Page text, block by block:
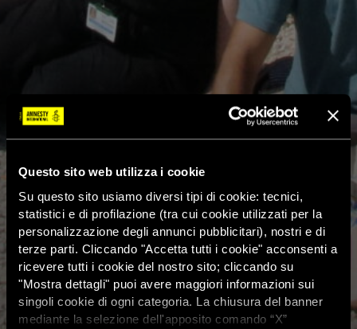
Questo sito web utilizza i cookie
Su questo sito usiamo diversi tipi di cookie: tecnici,
statistici e di profilazione (tra cui cookie utilizzati per la
personalizzazione degli annunci pubblicitari), nostri e di
terze parti. Cliccando "Accetta tutti i cookie" acconsenti a
ricevere tutti i cookie del nostro sito; cliccando su
"Mostra dettagli" puoi avere maggiori informazioni sui
singoli cookie di ogni categoria. La chiusura del banner
mediante la selezione dell'apposito comando “X”